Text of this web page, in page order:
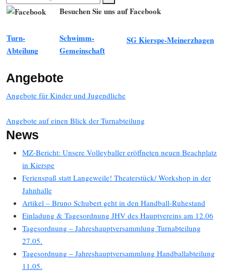
Besuchen Sie uns auf Facebook
Turn-
Abteilung
Schwimm-
Gemeinschaft
SG Kierspe-Meinerzhagen
Angebote
Angebote für Kinder und Jugendliche
Angebote auf einen Blick der Turnabteilung
News
MZ-Bericht: Unsere Volleyballer eröffneten neuen Beachplatz
in Kierspe
Ferienspaß statt Langeweile! Theaterstück/ Workshop in der
Jahnhalle
Artikel – Bruno Schubert geht in den Handball-Ruhestand
Einladung & Tagesordnung JHV des Hauptvereins am 12.06
Tagesordnung – Jahreshauptversammlung Turnabteilung
27.05.
Tagesordnung – Jahreshauptversammlung Handballabteilung
11.05.